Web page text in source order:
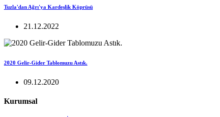
Tuzla'dan Ağrı'ya Kardeşlik Köprüsü
21.12.2022
2020 Gelir-Gider Tablomuzu Astık.
09.12.2020
Kurumsal